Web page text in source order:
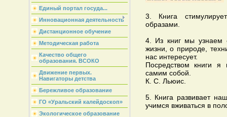
Единый портал госуда...
Инновационная деятельность
Дистанционное обучение
Методическая работа
Качество общего
образования. ВСОКО
Движение первых.
Навигаторы детства
Бережливое образование
ГО «Уральский калейдоскоп»
Экологическое образование
3. Книга
образами.
4. Из книг мы узнаем
жизни, о природе,
нас интересует.
Посредством книги я
самим собой.
К. С. Льюис.
5. Книга развивает
учимся вживаться в